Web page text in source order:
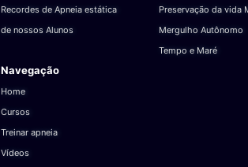
Recordes de Apneia estática
de nossos Alunos
Navegação
Home
Cursos
Treinar apneia
Vídeos
Preservação da vida
Mergulho Autônomo
Tempo e Maré